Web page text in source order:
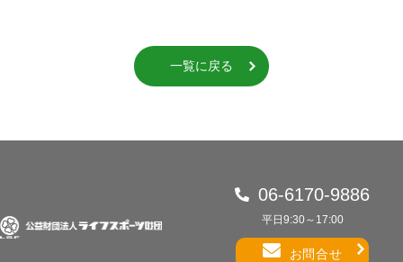
一覧に戻る
06-6170-9886
平日9:30～17:00
お問合せ